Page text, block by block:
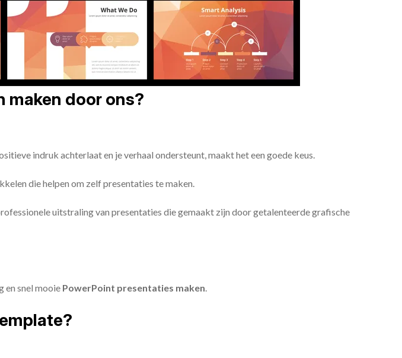
maken door ons?
indruk achterlaat en je verhaal ondersteunt, maakt het een goede keus.
die helpen om zelf presentaties te maken.
uitstraling van presentaties die gemaakt zijn door getalenteerde grafische
en snel mooie PowerPoint presentaties maken.